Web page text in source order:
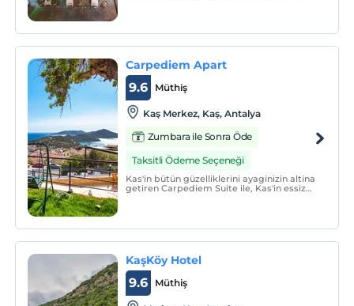
deneyimi sunmaktadır.
Carpediem Apart
Müthiş
9.6
Kaş Merkez, Kaş, Antalya
Zumbara ile Sonra Öde
Taksitli Ödeme Seçeneği
Kas'in bütün güzelliklerini ayaginizin altina
getiren Carpediem Suite ile, Kas'in essiz
KaşKöy Hotel
Müthiş
9.6